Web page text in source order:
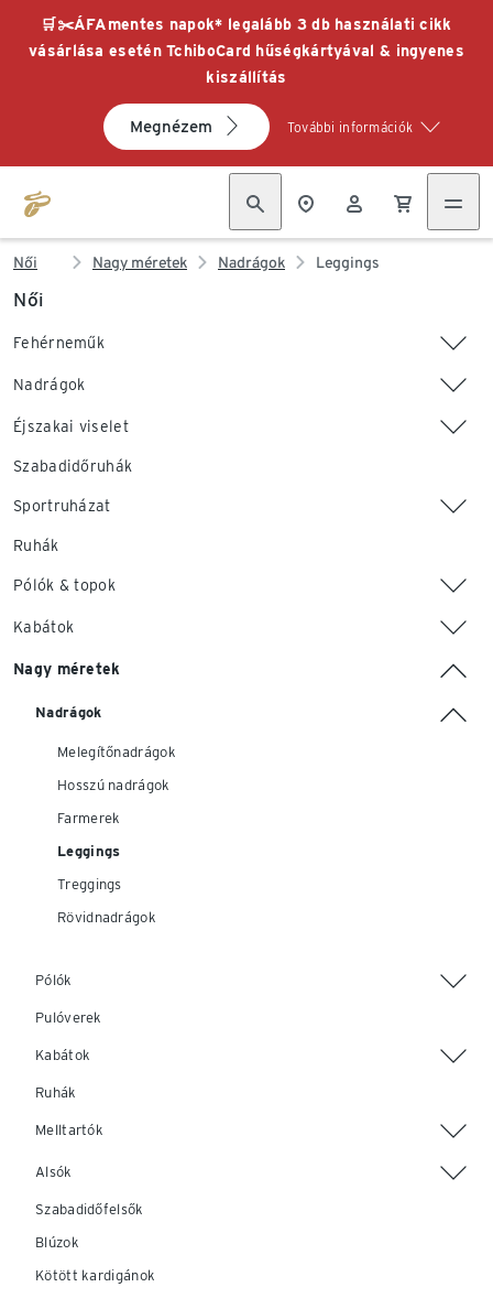
🛒✂️ÁFAmentes napok* legalább 3 db használati cikk
vásárlása esetén TchiboCard hűségkártyával & ingyenes
kiszállítás
Megnézem További információk
Női Nagy méretek Nadrágok Leggings
Női
Fehérneműk
Nadrágok
Éjszakai viselet
Szabadidőruhák
Sportruházat
Ruhák
Pólók & topok
Kabátok
Nagy méretek
Nadrágok
Melegítőnadrágok
Hosszú nadrágok
Farmerek
Leggings
Treggings
Rövidnadrágok
Pólók
Pulóverek
Kabátok
Ruhák
Melltartók
Alsók
Szabadidőfelsők
Blúzok
Kötött kardigánok